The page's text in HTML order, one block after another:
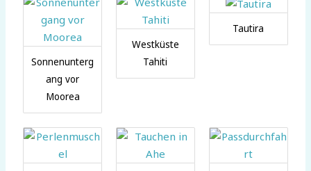
Sonnenunterg
ang vor
Moorea
Westküste
Tahiti
Tautira